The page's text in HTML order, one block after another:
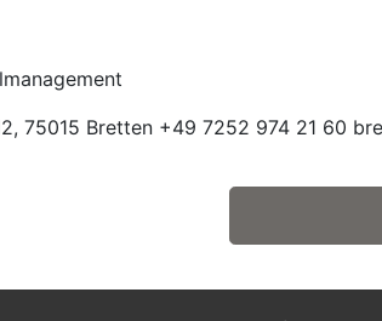
75015 Bretten +49 7252 974 21 60